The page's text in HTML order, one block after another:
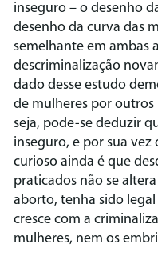
inseguro – o desenho
desenho da curva das
semelhante em ambas
descriminalização
dado desse estudo
de mulheres por
seja, pode-se deduzir
inseguro, e por sua
curioso ainda é que
praticados não se
aborto, tenha sido
cresce com a
mulheres, nem os